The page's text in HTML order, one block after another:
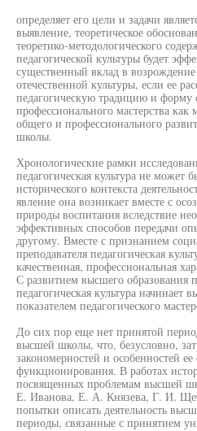
определяет его цели и задачи
выявление, теоретическое
теоретико-методологического
педагогической культуры будет
существенный вклад в
отечественной культуры, если ее
педагогическую традицию и форму
профессионального мастерства как
общего и профессионального
школы.
Хронологические рамки
педагогическая культура не может
исторического контекста
явление она возникает вместе с
природы воспитания вследствие
эффективных способов передачи
другому. Вместе с признанием
преподавателя педагогическая
качественная, профессиональная
С развитием высшего образования
педагогическая культура начинает
показателем педагогического
До сих пор еще нет принятой
высшей школы, что, безусловно,
закономерностей и особенностей
функционирования. В работах
посвященных проблемам высшей
Е. Иванова, Е. А. Князева, Г. И.
попытки описать деятельность
периоды, связанные с принятием